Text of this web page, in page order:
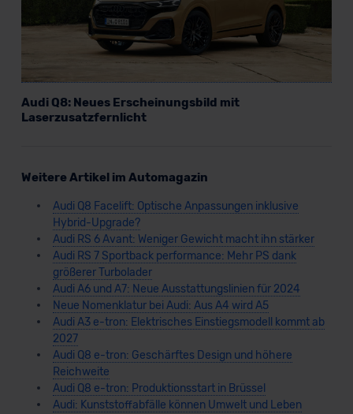
Audi Q8: Neues Erscheinungsbild mit
Laserzusatzfernlicht
Weitere Artikel im Automagazin
Audi Q8 Facelift: Optische Anpassungen inklusive
Hybrid-Upgrade?
Audi RS 6 Avant: Weniger Gewicht macht ihn stärker
Audi RS 7 Sportback performance: Mehr PS dank
größerer Turbolader
Audi A6 und A7: Neue Ausstattungslinien für 2024
Neue Nomenklatur bei Audi: Aus A4 wird A5
Audi A3 e-tron: Elektrisches Einstiegsmodell kommt ab
2027
Audi Q8 e-tron: Geschärftes Design und höhere
Reichweite
Audi Q8 e-tron: Produktionsstart in Brüssel
Audi: Kunststoffabfälle können Umwelt und Leben